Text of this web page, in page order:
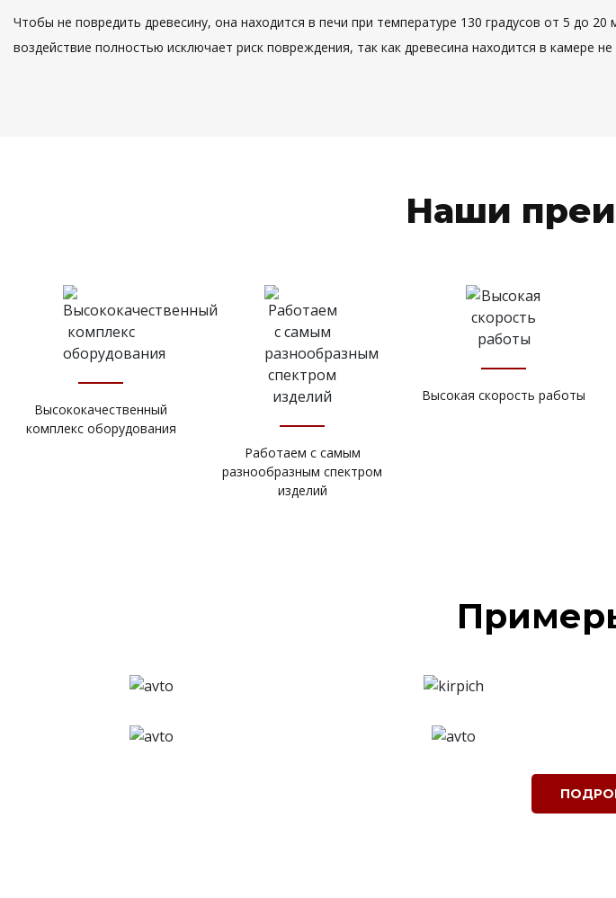
Чтобы не повредить древесину, она находится в печи при температуре 130 градусов от 5 до
воздействие полностью исключает риск повреждения, так как древесина находится в камере
Наши
Высококачественный
комплекс оборудования
Работаем с самым
разнообразным спектром
изделий
Высокая скорость работы